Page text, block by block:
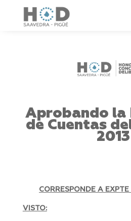
Aprobando la
de Cuentas
2013
CORRESPONDE A EXPTE
VISTO: